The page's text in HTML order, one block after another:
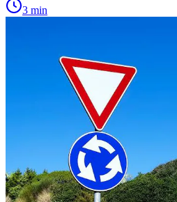
3 min